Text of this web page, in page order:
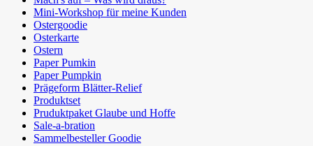
Mini-Workshop für meine Kunden
Ostergoodie
Osterkarte
Ostern
Paper Pumkin
Paper Pumpkin
Prägeform Blätter-Relief
Produktset
Pruduktpaket Glaube und Hoffe
Sale-a-bration
Sammelbesteller Goodie